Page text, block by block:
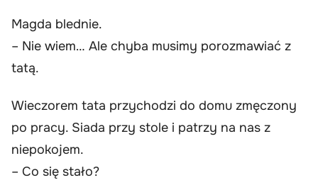
Magda blednie.
– Nie wiem… Ale chyba musimy porozmawiać z
tatą.
Wieczorem tata przychodzi do domu zmęczony
po pracy. Siada przy stole i patrzy na nas z
niepokojem.
– Co się stało?